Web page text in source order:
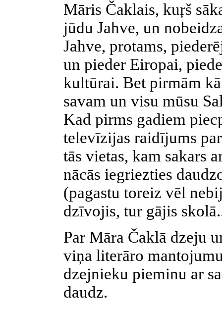
Māris Čaklais, kuŗš
jūdu Jahve, un
Jahve, protams,
un pieder Eiropai,
kultūrai. Bet pirmām
savam un visu mūsu
Kad pirms gadiem
televīzijas raidījums
tās vietas, kam sakars
nācās iegriezties
(pagastu toreiz vēl
dzīvojis, tur gājis
Par Māra Čaklā dzeju
viņa literāro
dzejnieku pieminu ar
daudz.